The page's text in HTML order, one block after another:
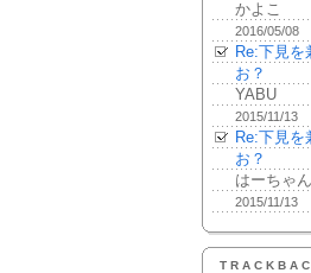
かよこ
2016/05/08
Re:下見を
お？
YABU
2015/11/13
Re:下見を
お？
はーちゃん
2015/11/13